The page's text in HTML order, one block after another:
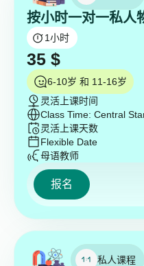
按小时一对一私人
1小时
35 $
6-10岁 和 11-16岁
灵活上课时间
Class Time: Central
灵活上课天数
Flexible Date
母语教师
报名
私人课程